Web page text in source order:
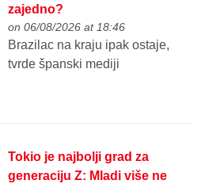
zajedno?
on 06/08/2026 at 18:46
Brazilac na kraju ipak ostaje,
tvrde španski mediji
Tokio je najbolji grad za
generaciju Z: Mladi više ne